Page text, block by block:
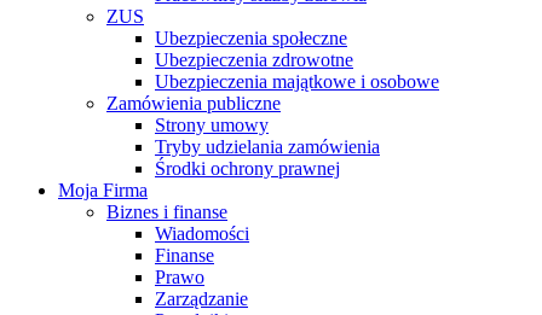
ZUS
Ubezpieczenia społeczne
Ubezpieczenia zdrowotne
Ubezpieczenia majątkowe i osobowe
Zamówienia publiczne
Strony umowy
Tryby udzielania zamówienia
Środki ochrony prawnej
Moja Firma
Biznes i finanse
Wiadomości
Finanse
Prawo
Zarządzanie